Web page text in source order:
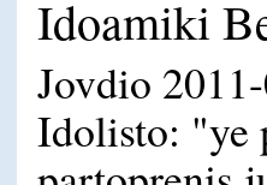
Idoamiki
Jovdio
Idolisto: "ye